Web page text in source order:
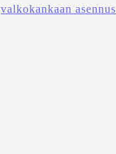
valkokankaan asennus